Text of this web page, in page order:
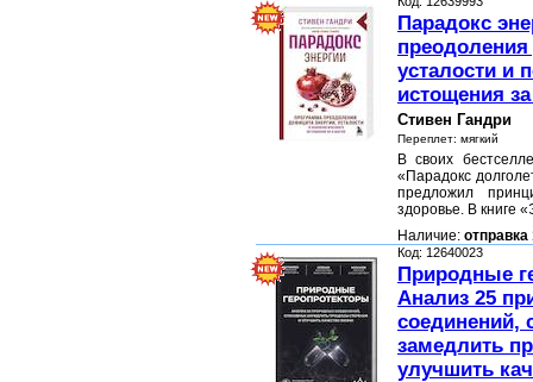
Парадокс
усталости и
истощения
Стивен Гандри
Переплет: мягкий
В своих
«Парадокс
предложил
здоровье. В книге
Наличие: отправка
Код: 12640023
Природные
Анализ 25
соединений,
замедлить
улучшить